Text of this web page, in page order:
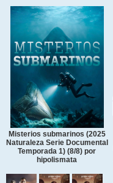
Misterios submarinos (2025
Naturaleza Serie Documental
Temporada 1) (8/8) por
hipolismata